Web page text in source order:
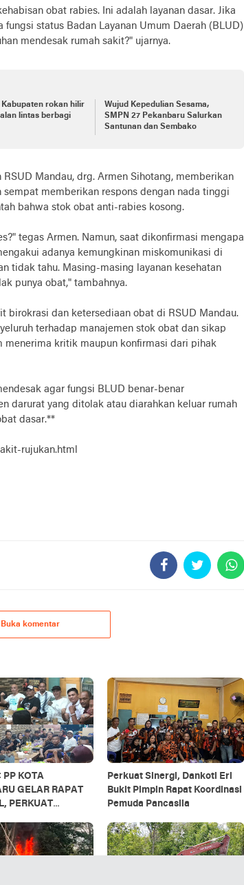
obat rabies. Ini adalah layanan dasar. Jika
status Badan Layanan Umum Daerah (BLUD)
mendesak rumah sakit?" ujarnya.
Kabupaten rokan hilir
lintas berbagi
Wujud Kepedulian Sesama,
SMPN 27 Pekanbaru Salurkan
Santunan dan Sembako
Mandau, drg. Armen Sihotang, memberikan
memberikan respons dengan nada tinggi
bahwa stok obat anti-rabies kosong.
tegas Armen. Namun, saat dikonfirmasi mengapa
adanya kemungkinan miskomunikasi di
tidak tahu. Masing-masing layanan kesehatan
punya obat," tambahnya.
birokrasi dan ketersediaan obat di RSUD Mandau.
terhadap manajemen stok obat dan sikap
menerima kritik maupun konfirmasi dari pihak
agar fungsi BLUD benar-benar
darurat yang ditolak atau diarahkan keluar rumah
dasar.**
rujukan.html
Buka komentar
PP KOTA
GELAR RAPAT
PERKUAT
Perkuat Sinergi, Dankoti Eri
Bukit Pimpin Rapat Koordinasi
Pemuda Pancasila